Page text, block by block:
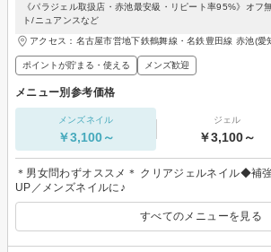
《パラジェル取扱店・赤池最安級・リピート率95%》オフ
ト/ニュアンスなど
アクセス：名古屋市営地下鉄鶴舞線・名鉄豊田線 赤池(愛
ポイントが貯まる・使える メンズ歓迎
メニュー別参考価格
メンズネイル
￥3,100～
ジェル
￥3,100～
＊男女問わずオススメ＊ クリアジェルネイル◆補
UP／メンズネイルに♪
すべてのメニューを見る